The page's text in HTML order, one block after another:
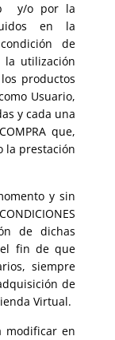
y/o por la
en la
de
la utilización
productos
Usuario,
y cada una
que,
la prestación
y sin
de dichas
fin de que
siempre
de
Virtual.
modificar en